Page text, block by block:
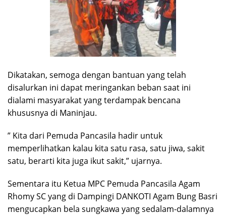
Dikatakan, semoga dengan bantuan yang telah
disalurkan ini dapat meringankan beban saat ini
dialami masyarakat yang terdampak bencana
khususnya di Maninjau.
” Kita dari Pemuda Pancasila hadir untuk
memperlihatkan kalau kita satu rasa, satu jiwa, sakit
satu, berarti kita juga ikut sakit,” ujarnya.
Sementara itu Ketua MPC Pemuda Pancasila Agam
Rhomy SC yang di Dampingi DANKOTI Agam Bung Basri
mengucapkan bela sungkawa yang sedalam-dalamnya